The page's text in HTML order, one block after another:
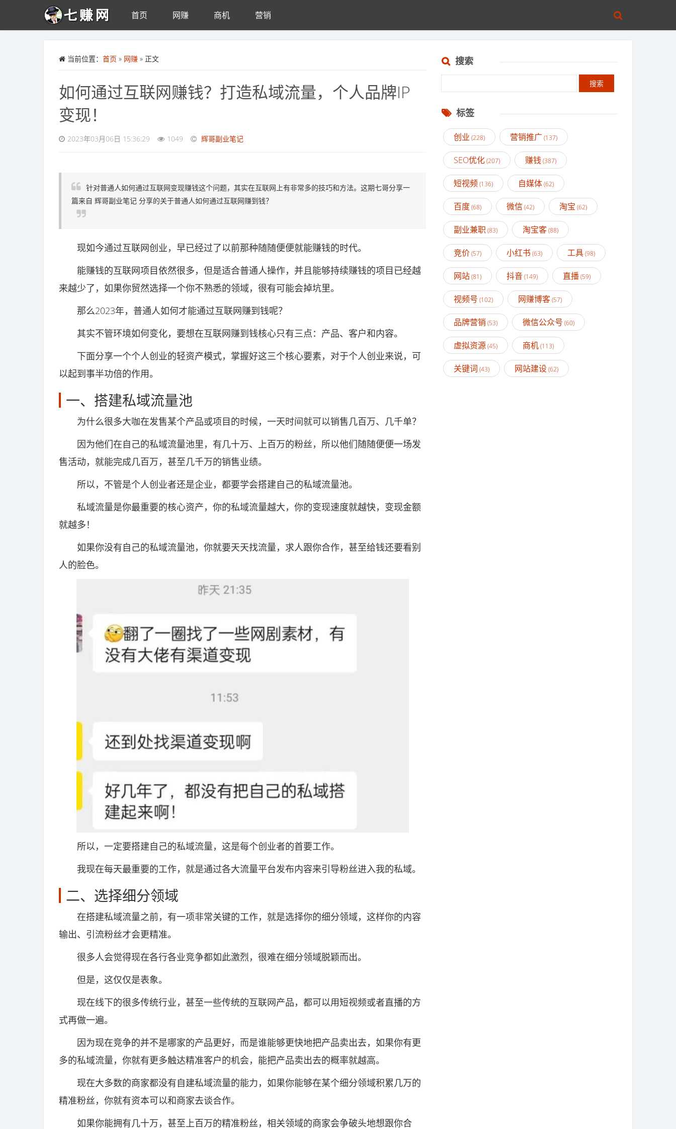
首页 网赚 商机 营销
当前位置： 首页 » 网赚 » 正文
如何通过互联网赚钱？打造私域流量，个人品牌IP
变现！
2023年03月06日 15:36:29 1049 辉哥副业笔记
针对普通人如何通过互联网变现赚钱这个问题，其实在互联网上有非常多的技巧和方法。这期七哥分享一
篇来自 辉哥副业笔记 分享的关于普通人如何通过互联网赚到钱？
现如今通过互联网创业，早已经过了以前那种随随便便就能赚钱的时代。
能赚钱的互联网项目依然很多，但是适合普通人操作，并且能够持续赚钱的项目已经越
来越少了，如果你贸然选择一个你不熟悉的领域，很有可能会掉坑里。
那么2023年，普通人如何才能通过互联网赚到钱呢？
其实不管环境如何变化，要想在互联网赚到钱核心只有三点：产品、客户和内容。
下面分享一个个人创业的轻资产模式，掌握好这三个核心要素，对于个人创业来说，可
以起到事半功倍的作用。
一、搭建私域流量池
为什么很多大咖在发售某个产品或项目的时候，一天时间就可以销售几百万、几千单？
因为他们在自己的私域流量池里，有几十万、上百万的粉丝，所以他们随随便便一场发
售活动，就能完成几百万，甚至几千万的销售业绩。
所以，不管是个人创业者还是企业，都要学会搭建自己的私域流量池。
私域流量是你最重要的核心资产，你的私域流量越大，你的变现速度就越快，变现金额
就越多！
如果你没有自己的私域流量池，你就要天天找流量，求人跟你合作，甚至给钱还要看别
人的脸色。
所以，一定要搭建自己的私域流量，这是每个创业者的首要工作。
我现在每天最重要的工作，就是通过各大流量平台发布内容来引导粉丝进入我的私域。
二、选择细分领域
在搭建私域流量之前，有一项非常关键的工作，就是选择你的细分领域，这样你的内容
输出、引流粉丝才会更精准。
很多人会觉得现在各行各业竞争都如此激烈，很难在细分领域脱颖而出。
但是，这仅仅是表象。
现在线下的很多传统行业，甚至一些传统的互联网产品，都可以用短视频或者直播的方
式再做一遍。
因为现在竞争的并不是哪家的产品更好，而是谁能够更快地把产品卖出去，如果你有更
多的私域流量，你就有更多触达精准客户的机会，能把产品卖出去的概率就越高。
现在大多数的商家都没有自建私域流量的能力，如果你能够在某个细分领域积累几万的
精准粉丝，你就有资本可以和商家去谈合作。
如果你能拥有几十万，甚至上百万的精准粉丝，相关领域的商家会争破头地想跟你合
搜索
标签
创业 (228) 营销推广 (137)
SEO优化(207) 赚钱(387)
短视频(136) 自媒体(62)
百度(68) 微信(42) 淘宝 (62)
副业兼职 (83) 淘宝客(88)
竞价(57) 小红书 (63) 工具(98)
网站(81) 抖音(149) 直播(59)
视频号 (102) 网赚博客(57)
品牌营销 (53) 微信公众号 (60)
虚拟资源(45) 商机(113)
关键词 (43) 网站建设(62)